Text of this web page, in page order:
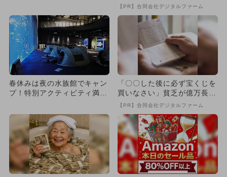
【PR】合同会社デジタルファーム
春休みは夜の水族館でキャン
プ！特別アクティビティ満載
「〇〇した後に必ず宝くじを
買いなさい」貧乏が億万長者
に
【PR】合同会社デジタルファーム